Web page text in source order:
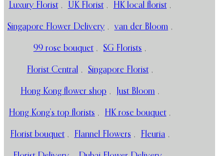
Luxury Florist , UK Florist , HK local florist ,
Singapore Flower Delivery , van der Bloom ,
99 rose bouquet , SG Florists ,
Florist Central , Singapore Florist ,
Hong Kong flower shop , Just Bloom ,
Hong Kong’s top florists , HK rose bouquet ,
Florist bouquet , Flannel Flowers , Fleuria ,